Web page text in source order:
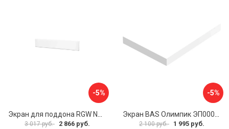
-5%
3 017 руб. 2 866 руб.
-5%
2 100 руб. 1 995 руб.